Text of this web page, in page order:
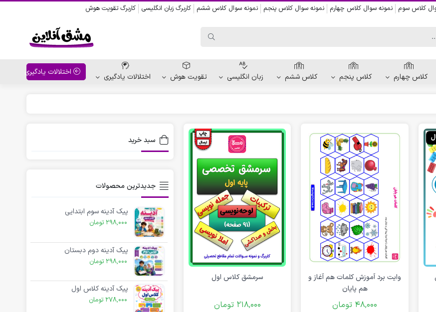
کلاس سوم نمونه سوال کلاس چهارم نمونه سوال کلاس پنجم نمونه سوال کلاس ششم کاربرگ زبان انگلیسی کاربرگ تقویت هوش
کاربرگ نقاشی و رنگ آمیزی
کاربرگ پیش از نوشتن
کاربرگ نقطه چین حروف الفبا
کاربرگ نقاشی نشانه ها
کاربرگ مناسبت ها
کاربرگ هفتگی پیش دبستانی
کلاس چهارم کلاس پنجم کلاس ششم زبان انگلیسی تقویت هوش اختلالات یادگیری اختلالات یادگیری
وایت برد آموزش کلمات هم آغاز و
هم پایان
48,000 تومان
سرمشق کلاس اول
218,000 تومان
سبد خرید
جدیدترین محصولات
پیک آدینه سوم ابتدایی
298,000 تومان
پیک آدینه دوم دبستان
298,000 تومان
پیک آدینه کلاس اول
278,000 تومان